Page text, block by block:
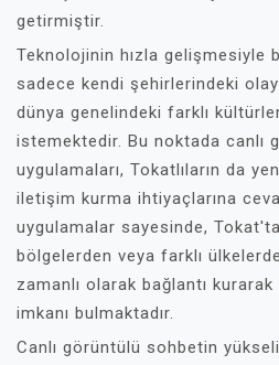
getirmiştir.
Teknolojinin hızla gelişmesiyle
sadece kendi şehirlerindeki
dünya genelindeki farklı
istemektedir. Bu noktada canlı
uygulamaları, Tokatlıların da
iletişim kurma ihtiyaçlarına
uygulamalar sayesinde,
bölgelerden veya farklı
zamanlı olarak bağlantı
imkanı bulmaktadır.
Canlı görüntülü sohbetin